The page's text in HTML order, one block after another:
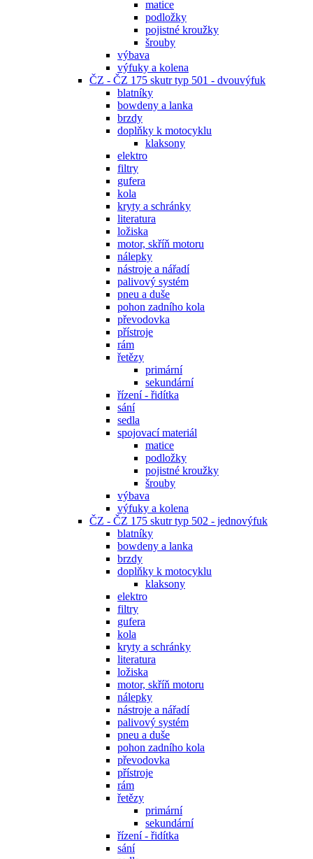
matice
podložky
pojistné kroužky
šrouby
výbava
výfuky a kolena
ČZ - ČZ 175 skutr typ 501 - dvouvýfuk
blatníky
bowdeny a lanka
brzdy
doplňky k motocyklu
klaksony
elektro
filtry
gufera
kola
kryty a schránky
literatura
ložiska
motor, skříň motoru
nálepky
nástroje a nářadí
palivový systém
pneu a duše
pohon zadního kola
převodovka
přístroje
rám
řetězy
primární
sekundární
řízení - řidítka
sání
sedla
spojovací materiál
matice
podložky
pojistné kroužky
šrouby
výbava
výfuky a kolena
ČZ - ČZ 175 skutr typ 502 - jednovýfuk
blatníky
bowdeny a lanka
brzdy
doplňky k motocyklu
klaksony
elektro
filtry
gufera
kola
kryty a schránky
literatura
ložiska
motor, skříň motoru
nálepky
nástroje a nářadí
palivový systém
pneu a duše
pohon zadního kola
převodovka
přístroje
rám
řetězy
primární
sekundární
řízení - řidítka
sání